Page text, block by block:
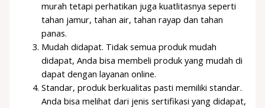
murah tetapi perhatikan juga kuatlitasnya seperti
tahan jamur, tahan air, tahan rayap dan tahan
panas.
Mudah didapat. Tidak semua produk mudah
didapat, Anda bisa membeli produk yang mudah di
dapat dengan layanan online.
Standar, produk berkualitas pasti memiliki standar.
Anda bisa melihat dari jenis sertifikasi yang didapat,